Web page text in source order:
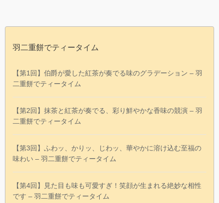
羽二重餅でティータイム
【第1回】伯爵が愛した紅茶が奏でる味のグラデーション – 羽
二重餅でティータイム
【第2回】抹茶と紅茶が奏でる、彩り鮮やかな香味の競演 – 羽
二重餅でティータイム
【第3回】ふわッ、かりッ、じわッ、華やかに溶け込む至福の
味わい – 羽二重餅でティータイム
【第4回】見た目も味も可愛すぎ！笑顔が生まれる絶妙な相性
です – 羽二重餅でティータイム